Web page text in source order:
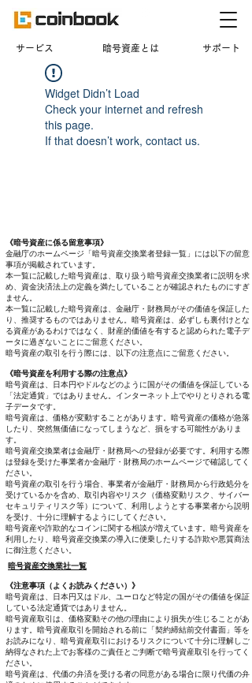
​サービス 暗号資産とは サポート
Widget Didn’t Load
Check your internet and refresh
this page.
If that doesn’t work, contact us.
《暗号資産に係る留意事項》
金融庁のホームページ「暗号資産交換業者登録一覧」には以下の留意
事項が掲載されています。
本一覧に記載した暗号資産は、取り扱う暗号資産交換業者に説明を求
め、資金決済法上の定義を満たしていることが確認されたものにすぎ
ません。
本一覧に記載した暗号資産は、金融庁・財務局がその価値を保証した
り、推奨するものではありません。暗号資産は、必ずしも裏付けとな
る資産があるわけではなく、財産的価値を有すると認められた電子デ
ータに過ぎないことにご留意ください。
暗号資産の取引を行う際には、以下の注意点にご留意ください。
《暗号資産を利用する際の注意点》
暗号資産は、日本円やドルなどのように国がその価値を保証している
「法定通貨」ではありません。インターネット上でやりとりされる電
子データです。
暗号資産は、価格が変動することがあります。暗号資産の価格が急落
したり、突然無価値になってしまうなど、損をする可能性がありま
す。
暗号資産交換業者は金融庁・財務局への登録が必要です。利用する際
は登録を受けた事業者か金融庁・財務局のホームページで確認してく
ださい。
暗号資産の取引を行う場合、事業者が金融庁・財務局から行政処分を
受けているかを含め、取引内容やリスク（価格変動リスク、サイバー
セキュリティリスク等）について、利用しようとする事業者から説明
を受け、十分に理解するようにしてください。
暗号資産や詐欺的なコインに関する相談が増えています。暗号資産を
利用したり、暗号資産交換業の導入に便乗したりする詐欺や悪質商法
に御注意ください。
暗号資産交換業社一覧
《注意事項（よくお読みください）》
暗号資産は、日本円又はドル、ユーロなど特定の国がその価値を保証
している法定通貨ではありません。
暗号資産取引は、価格変動その他の理由により損失が生じることがあ
ります。暗号資産取引を開始される前に「契約締結前交付書面」等を
お読みになり、暗号資産取引におけるリスクについて十分に理解しご
納得なされた上でお客様のご責任とご判断で暗号資産取引を行ってく
ださい。
暗号資産は、代価の弁済を受ける者の同意がある場合に限り代価の弁